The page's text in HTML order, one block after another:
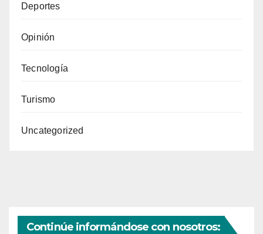
Deportes
Opinión
Tecnología
Turismo
Uncategorized
Continúe informándose con nosotros: